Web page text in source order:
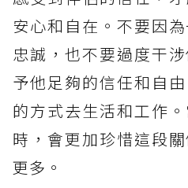
安心和自在。不要因
忠誠，也不要過度干
予他足夠的信任和自
的方式去生活和工作
時，會更加珍惜這段
更多。